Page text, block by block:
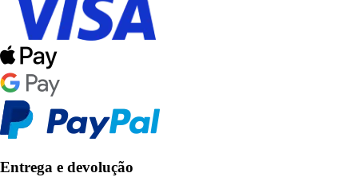
Entrega e devolução